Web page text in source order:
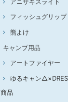
フィッシュグリップ
熊よけ
キャンプ用品
アートファイヤー
ゆるキャン
商品